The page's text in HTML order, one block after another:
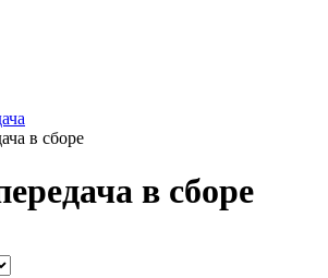
в сборе
в сборе